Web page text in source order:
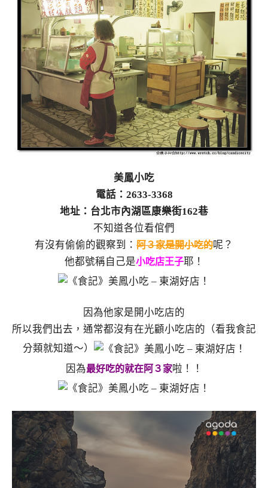
美鳳小吃
電話：2633-3368
地址：台北市內湖區康樂街162巷
不知道各位看倌們
有沒有偷偷的觀察到： 阿３家是開小吃的呢？
他都號稱自己是小吃店王子耶！
因為他家是開小吃店的
所以我們出去，通常都沒有在光顧小吃店的（看我食記
分類就知道～）
因為最好吃的就在阿３家啦！！